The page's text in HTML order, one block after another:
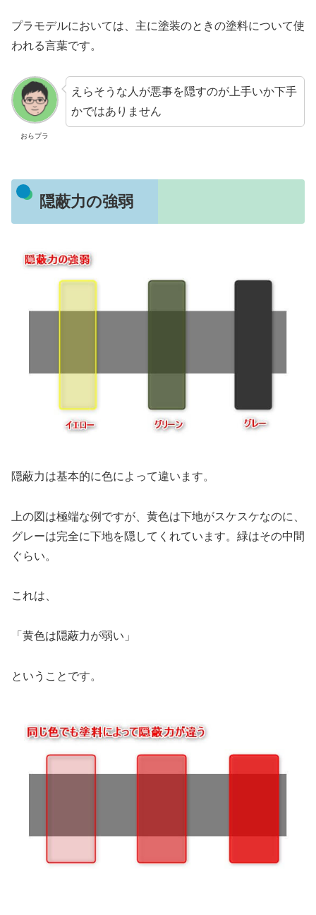
プラモデルにおいては、主に塗装のときの塗料について使
われる言葉です。
おらプラ
えらそうな人が悪事を隠すのが上手いか下手
かではありません
隠蔽力の強弱
隠蔽力は基本的に色によって違います。
上の図は極端な例ですが、黄色は下地がスケスケなのに、
グレーは完全に下地を隠してくれています。緑はその中間
ぐらい。
これは、
「黄色は隠蔽力が弱い」
ということです。